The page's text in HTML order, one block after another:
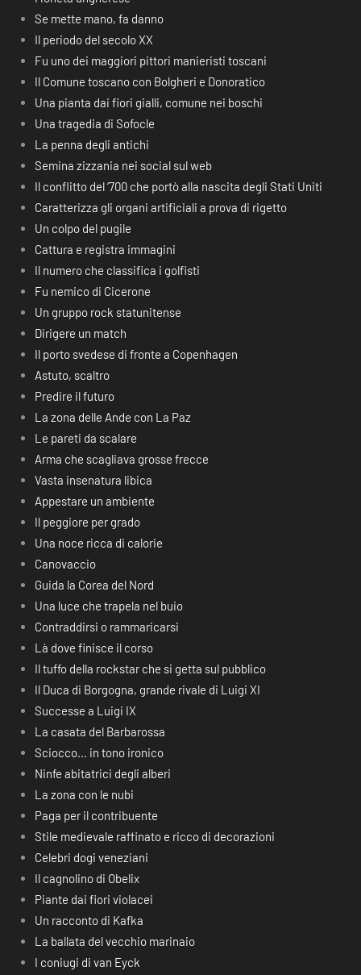
Se mette mano, fa danno
Il periodo del secolo XX
Fu uno dei maggiori pittori manieristi toscani
Il Comune toscano con Bolgheri e Donoratico
Una pianta dai fiori gialli, comune nei boschi
Una tragedia di Sofocle
La penna degli antichi
Semina zizzania nei social sul web
Il conflitto del ‘700 che portò alla nascita degli Stati Uniti
Caratterizza gli organi artificiali a prova di rigetto
Un colpo del pugile
Cattura e registra immagini
Il numero che classifica i golfisti
Fu nemico di Cicerone
Un gruppo rock statunitense
Dirigere un match
Il porto svedese di fronte a Copenhagen
Astuto, scaltro
Predire il futuro
La zona delle Ande con La Paz
Le pareti da scalare
Arma che scagliava grosse frecce
Vasta insenatura libica
Appestare un ambiente
Il peggiore per grado
Una noce ricca di calorie
Canovaccio
Guida la Corea del Nord
Una luce che trapela nel buio
Contraddirsi o rammaricarsi
Là dove finisce il corso
Il tuffo della rockstar che si getta sul pubblico
Il Duca di Borgogna, grande rivale di Luigi XI
Successe a Luigi IX
La casata del Barbarossa
Sciocco… in tono ironico
Ninfe abitatrici degli alberi
La zona con le nubi
Paga per il contribuente
Stile medievale raffinato e ricco di decorazioni
Celebri dogi veneziani
Il cagnolino di Obelix
Piante dai fiori violacei
Un racconto di Kafka
La ballata del vecchio marinaio
I coniugi di van Eyck